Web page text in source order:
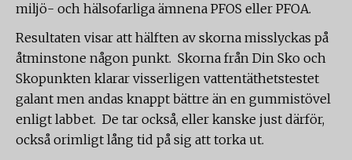
miljö- och hälsofarliga ämnena PFOS eller PFOA.
Resultaten visar att hälften av skorna misslyckas på
åtminstone någon punkt. Skorna från Din Sko och
Skopunkten klarar visserligen vattentäthetstestet
galant men andas knappt bättre än en gummistövel
enligt labbet. De tar också, eller kanske just därför,
också orimligt lång tid på sig att torka ut.